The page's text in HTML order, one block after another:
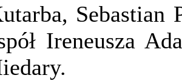
Sebastian
Ireneusza